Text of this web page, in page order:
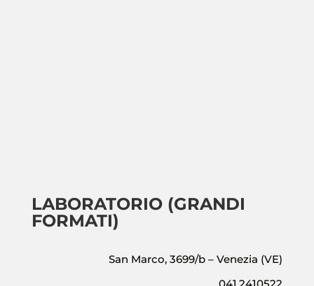
LABORATORIO (GRANDI
FORMATI)
San Marco, 3699/b – Venezia (VE)